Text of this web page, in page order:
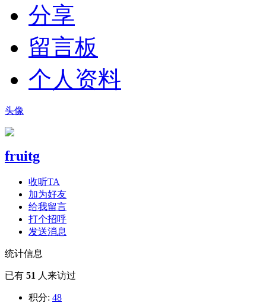
分享
留言板
个人资料
头像
fruitg
收听TA
加为好友
给我留言
打个招呼
发送消息
统计信息
已有 51 人来访过
积分: 48